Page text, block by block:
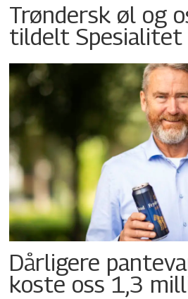
Trøndersk øl og
tildelt Spesialitet
Dårligere
koste oss 1,3